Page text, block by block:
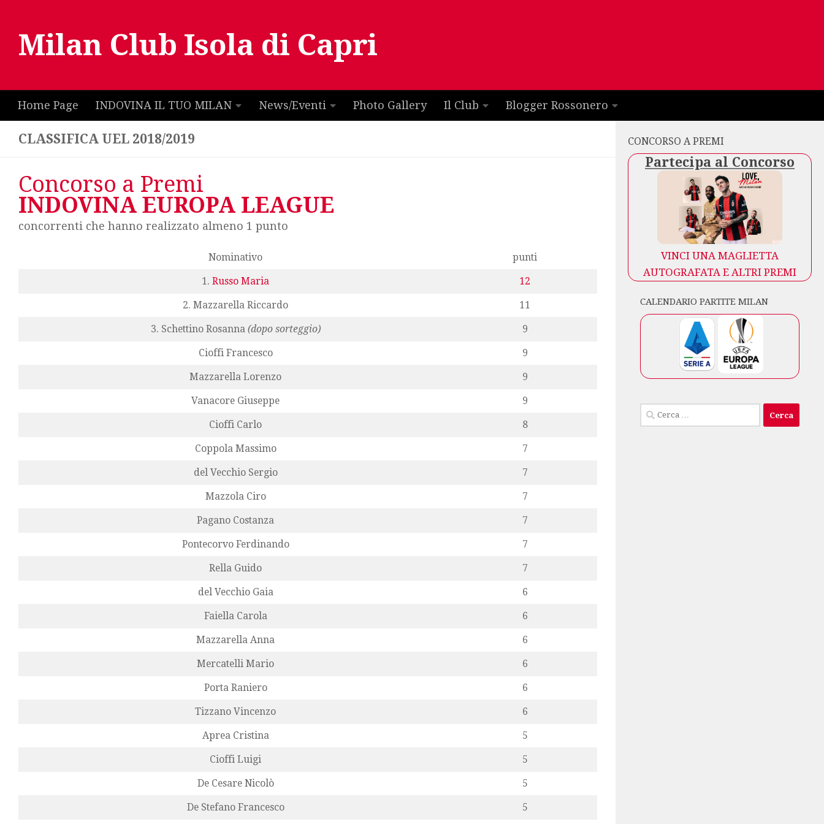
Milan Club Isola di Capri
Home Page INDOVINA IL TUO MILAN News/Eventi Photo Gallery Il Club Blogger Rossonero
CLASSIFICA UEL 2018/2019
Concorso a Premi
INDOVINA EUROPA LEAGUE
concorrenti che hanno realizzato almeno 1 punto
Nominativo punti
1. Russo Maria 12
2. Mazzarella Riccardo 11
3. Schettino Rosanna (dopo sorteggio) 9
Cioffi Francesco 9
Mazzarella Lorenzo 9
Vanacore Giuseppe 9
Cioffi Carlo 8
Coppola Massimo 7
del Vecchio Sergio 7
Mazzola Ciro 7
Pagano Costanza 7
Pontecorvo Ferdinando 7
Rella Guido 7
del Vecchio Gaia 6
Faiella Carola 6
Mazzarella Anna 6
Mercatelli Mario 6
Porta Raniero 6
Tizzano Vincenzo 6
Aprea Cristina 5
Cioffi Luigi 5
De Cesare Nicolò 5
De Stefano Francesco 5
CONCORSO A PREMI
Partecipa al Concorso
VINCI UNA MAGLIETTA
AUTOGRAFATA E ALTRI PREMI
CALENDARIO PARTITE MILAN
Ricerca
per: